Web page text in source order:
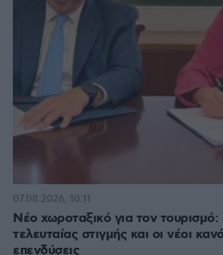
Νέο χωροταξικό για τον
τελευταίας στιγμής και οι νέοι
επενδύσεις
07.08.2026, 10:11